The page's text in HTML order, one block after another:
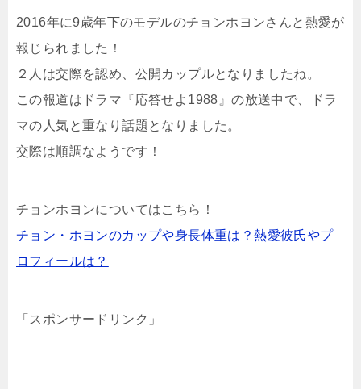
2016年に9歳年下のモデルのチョンホヨンさんと熱愛が
報じられました！
２人は交際を認め、公開カップルとなりましたね。
この報道はドラマ『応答せよ1988』の放送中で、ドラ
マの人気と重なり話題となりました。
交際は順調なようです！
チョンホヨンについてはこちら！
チョン・ホヨンのカップや身長体重は？熱愛彼氏やプ
ロフィールは？
「スポンサードリンク」